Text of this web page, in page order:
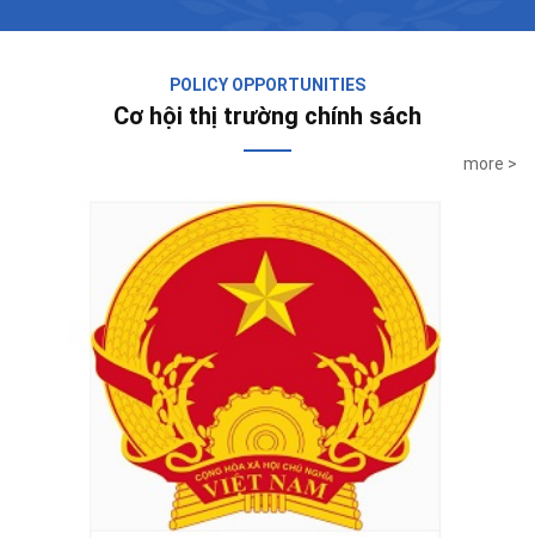
POLICY OPPORTUNITIES
Cơ hội thị trường chính sách
more >